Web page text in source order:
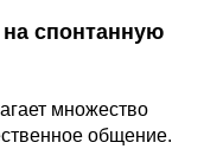
спонтанную
множество
общение.